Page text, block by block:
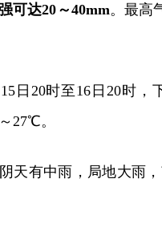
可达20～40mm。最高
日20时至16日20时
27℃。
天有中雨，局地大雨